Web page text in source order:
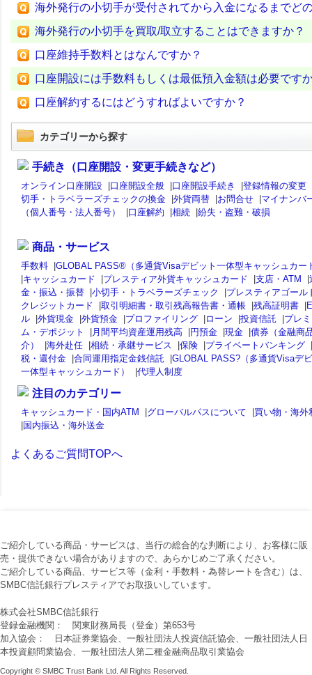
海外発行の小切手が受付されてから入金になるまでど
海外発行の小切手を買取/取立することはできますか？
口座維持手数料とはなんですか？
口座開設には手数料もしくは最低預入金額は必要です
口座解約するにはどうすればよいですか？
カテゴリーから探す
手続き（口座開設・変更手続きなど）
オンライン口座開設 |口座開設全般 |口座開設手続き |登録情報の変更
切手・トラベラーズチェックの換金 |外貨両替 |お問合せ |マイナンバ
（個人番号・法人番号）
|口座解約 |相続 |紛失・盗難・破損
商品・サービス
手数料 |GLOBAL PASS®（多通貨Visaデビット一体型キャッシュカー
|キャッシュカード |プレスティア外貨キャッシュカード |支店・ATM |
金・振込・振替 |小切手・トラベラーズチェック |プレスティアゴール
クレジットカード
|取引明細書・取引残高報告書・通帳 |残高証明書 |
ル |外貨現金 |外貨預金 |プロファイリング |ローン |投資信託 |プレ
ム・デポジット
| 月間平均資産運用残高 |円預金 |現金 |債券（金融商
介）
|海外赴任 |相続・承継サービス |保険 |プライベートバンキング |
税・還付金 |合同運用指定金銭信託 |GLOBAL PASS?（多通貨Visaデ
一体型キャッシュカード）
|代理人制度
注目のカテゴリー
キャッシュカード・国内ATM |グローバルパスについて |買い物・海外
|国内振込・海外送金
よくあるご質問TOPへ
ご紹介している商品・サービスは、当行の総合的な判断により、お客様に販
売・提供できない場合がありますので、あらかじめご了承ください。
ご紹介している商品、サービス等（金利・手数料・為替レートを含む）は、
SMBC信託銀行プレスティアでお取扱いしています。
株式会社SMBC信託銀行
登録金融機関： 関東財務局長（登金）第653号
加入協会： 日本証券業協会、一般社団法人投資信託協会、一般社団法人日
本投資顧問業協会、一般社団法人第二種金融商品取引業協会
Copyright © SMBC Trust Bank Ltd. All Rights Reserved.